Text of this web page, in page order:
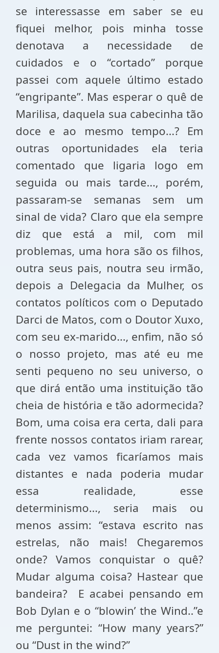
se interessasse em saber se eu
fiquei melhor, pois minha tosse
denotava a necessidade de
cuidados e o “cortado” porque
passei com aquele último estado
“engripante”. Mas esperar o quê de
Marilisa, daquela sua cabecinha tão
doce e ao mesmo tempo...? Em
outras oportunidades ela teria
comentado que ligaria logo em
seguida ou mais tarde..., porém,
passaram-se semanas sem um
sinal de vida? Claro que ela sempre
diz que está a mil, com mil
problemas, uma hora são os filhos,
outra seus pais, noutra seu irmão,
depois a Delegacia da Mulher, os
contatos políticos com o Deputado
Darci de Matos, com o Doutor Xuxo,
com seu ex-marido..., enfim, não só
o nosso projeto, mas até eu me
senti pequeno no seu universo, o
que dirá então uma instituição tão
cheia de história e tão adormecida?
Bom, uma coisa era certa, dali para
frente nossos contatos iriam rarear,
cada vez vamos ficaríamos mais
distantes e nada poderia mudar
essa realidade, esse
determinismo..., seria mais ou
menos assim: “estava escrito nas
estrelas, não mais! Chegaremos
onde? Vamos conquistar o quê?
Mudar alguma coisa? Hastear que
bandeira? E acabei pensando em
Bob Dylan e o “blowin’ the Wind..”e
me perguntei: “How many years?”
ou “Dust in the wind?”